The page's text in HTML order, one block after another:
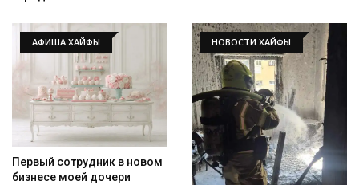
АФИША ХАЙФЫ
Первый сотрудник в новом
бизнесе моей дочери
НОВОСТИ ХАЙФЫ